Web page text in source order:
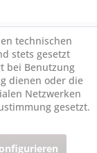
technischen
stets gesetzt
bei Benutzung
dienen oder die
Netzwerken
gesetzt.